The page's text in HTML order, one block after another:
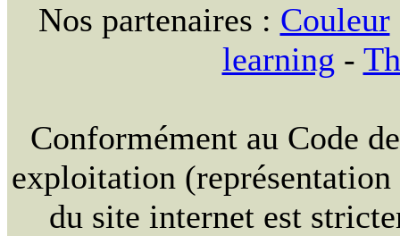
Nos partenaires : Couleur
learning -
Conformément au Code
exploitation
du site internet est